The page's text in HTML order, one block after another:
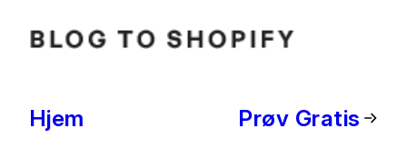
Hjem Prøv Gratis